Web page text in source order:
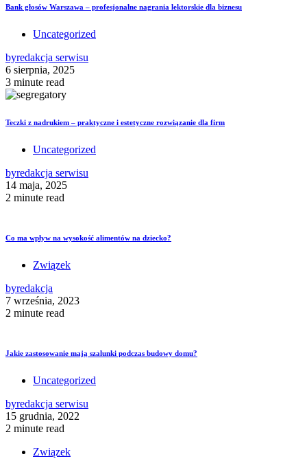
Bank głosów Warszawa – profesjonalne nagrania lektorskie dla biznesu
Uncategorized
byredakcja serwisu
6 sierpnia, 2025
3 minute read
Teczki z nadrukiem – praktyczne i estetyczne rozwiązanie dla firm
Uncategorized
byredakcja serwisu
14 maja, 2025
2 minute read
Co ma wpływ na wysokość alimentów na dziecko?
Związek
byredakcja
7 września, 2023
2 minute read
Jakie zastosowanie mają szalunki podczas budowy domu?
Uncategorized
byredakcja serwisu
15 grudnia, 2022
2 minute read
Związek